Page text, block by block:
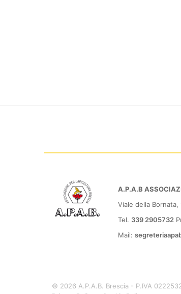
A.P.A.B
Viale della Bornata,
Tel. 339 2905732
Mail:
© 2026 A.P.A.B. Brescia - P.IVA